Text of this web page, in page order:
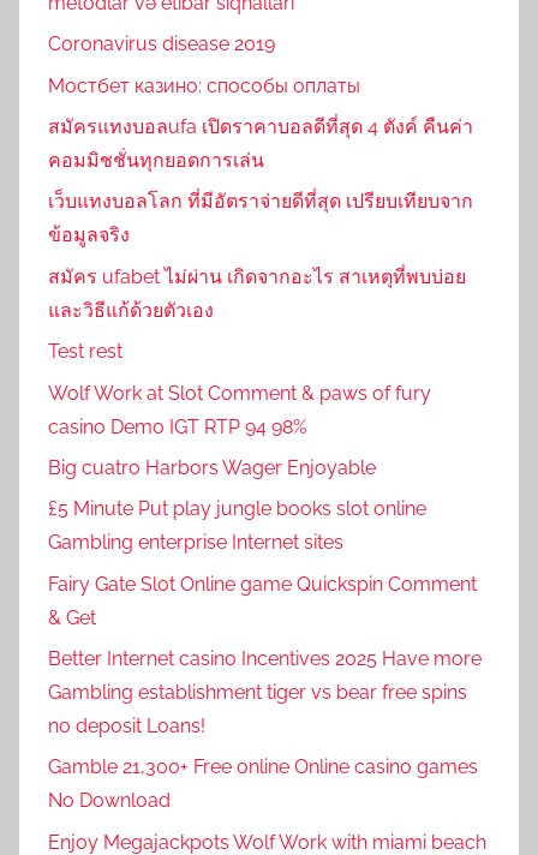
Coronavirus disease 2019
Мостбет казино: способы оплаты
สมัครแทงบอลufa เปิดราคาบอลดีที่สุด 4 ตังค์ คืนค่า
คอมมิชชั่นทุกยอดการเล่น
เว็บแทงบอลโลก ที่มีอัตราจ่ายดีที่สุด เปรียบเทียบจาก
ข้อมูลจริง
สมัคร ufabet ไม่ผ่าน เกิดจากอะไร สาเหตุที่พบบ่อย
และวิธีแก้ด้วยตัวเอง
Test rest
Wolf Work at Slot Comment & paws of fury
casino Demo IGT RTP 94 98%
Big cuatro Harbors Wager Enjoyable
£5 Minute Put play jungle books slot online
Gambling enterprise Internet sites
Fairy Gate Slot Online game Quickspin Comment
& Get
Better Internet casino Incentives 2025 Have more
Gambling establishment tiger vs bear free spins
no deposit Loans!
Gamble 21,300+ Free online Online casino games
No Download
Enjoy Megajackpots Wolf Work with miami beach